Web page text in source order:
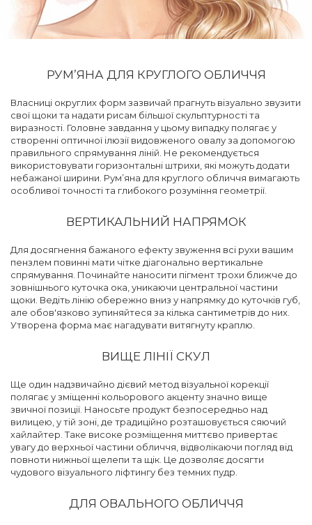
РУМ’ЯНА ДЛЯ КРУГЛОГО ОБЛИЧЧЯ
Власниці округлих форм зазвичай прагнуть візуально звузити
свої щоки та надати рисам більшої скульптурності та
виразності. Головне завдання у цьому випадку полягає у
створенні оптичної ілюзії видовженого овалу за допомогою
правильного спрямування ліній. Не рекомендується
використовувати горизонтальні штрихи, які можуть додати
небажаної ширини. Рум’яна для круглого обличчя вимагають
особливої точності та глибокого розуміння геометрії.
ВЕРТИКАЛЬНИЙ НАПРЯМОК
Для досягнення бажаного ефекту звуження всі рухи вашим
пензлем повинні мати чітке діагонально вертикальне
спрямування. Починайте наносити пігмент трохи ближче до
зовнішнього куточка ока, уникаючи центральної частини
щоки. Ведіть лінію обережно вниз у напрямку до куточків губ,
але обов'язково зупиняйтеся за кілька сантиметрів до них.
Утворена форма має нагадувати витягнуту краплю.
ВИЩЕ ЛІНІЇ СКУЛ
Ще один надзвичайно дієвий метод візуальної корекції
полягає у зміщенні кольорового акценту значно вище
звичної позиції. Наносьте продукт безпосередньо над
вилицею, у тій зоні, де традиційно розташовується сяючий
хайлайтер. Таке високе розміщення миттєво привертає
увагу до верхньої частини обличчя, відволікаючи погляд від
повноти нижньої щелепи та щік. Це дозволяє досягти
чудового візуального ліфтингу без темних пудр.
ДЛЯ ОВАЛЬНОГО ОБЛИЧЧЯ